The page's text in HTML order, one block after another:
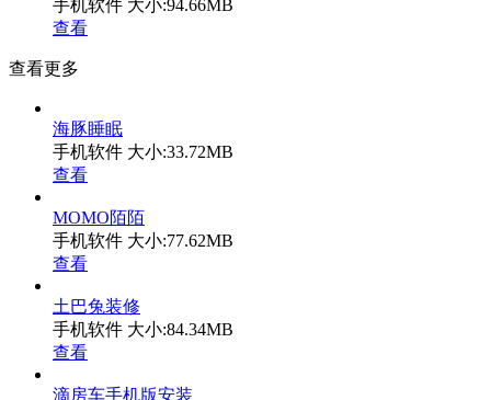
手机软件 大小:94.66MB
查看
查看更多
海豚睡眠
手机软件 大小:33.72MB
查看
MOMO陌陌
手机软件 大小:77.62MB
查看
土巴兔装修
手机软件 大小:84.34MB
查看
滴房车手机版安装